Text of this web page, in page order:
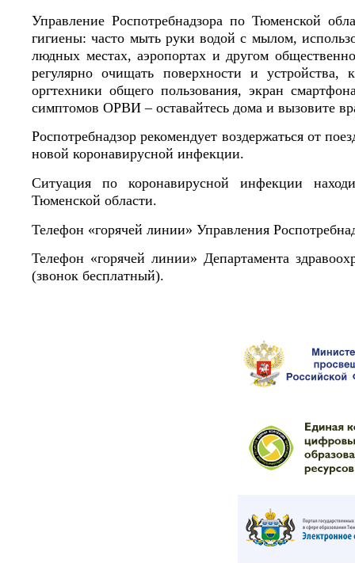
Управление Роспотребнадзора по Тюменской
гигиены: часто мыть руки водой с мылом,
людных местах, аэропортах и другом
регулярно очищать поверхности и
оргтехники общего пользования, экран
симптомов ОРВИ – оставайтесь дома и вызовите
Роспотребнадзор рекомендует воздержаться от
новой коронавирусной инфекции.
Ситуация по коронавирусной инфекции
Тюменской области.
Телефон «горячей линии» Управления
Телефон «горячей линии» Департамента
(звонок бесплатный).